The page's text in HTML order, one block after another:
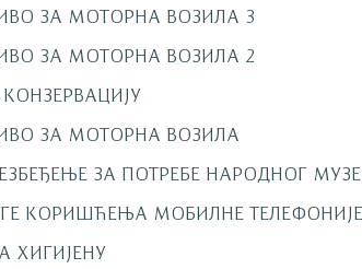
ЗА МОТОРНА ВОЗИЛА 3
ЗА МОТОРНА ВОЗИЛА 2
ЗА МОТОРНА ВОЗИЛА
ЗА ПОТРЕБЕ НАРОДНОГ
КОРИШЋЕЊА МОБИЛНЕ ТЕЛЕФОНИЈЕ
ХИГИЈЕНУ